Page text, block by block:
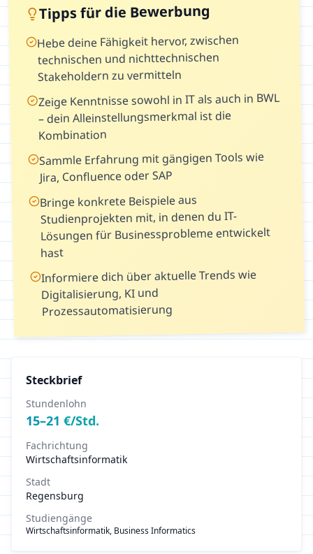
Tipps für die Bewerbung
Hebe deine Fähigkeit hervor, zwischen
technischen und nichttechnischen
Stakeholdern zu vermitteln
Zeige Kenntnisse sowohl in IT als auch in BWL
– dein Alleinstellungsmerkmal ist die
Kombination
Sammle Erfahrung mit gängigen Tools wie
Jira, Confluence oder SAP
Bringe konkrete Beispiele aus
Studienprojekten mit, in denen du IT-
Lösungen für Businessprobleme entwickelt
hast
Informiere dich über aktuelle Trends wie
Digitalisierung, KI und
Prozessautomatisierung
Steckbrief
Stundenlohn
15–21 €/Std.
Fachrichtung
Wirtschaftsinformatik
Stadt
Regensburg
Studiengänge
Wirtschaftsinformatik, Business Informatics